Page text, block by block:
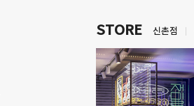
STORE 신촌점